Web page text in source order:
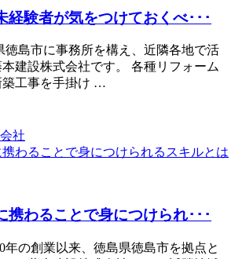
経験者が気をつけておくべ･･･
徳島市に事務所を構え、近隣各地で活
建設株式会社です。 各種リフォーム
築工事を手掛け …
社
携わることで身につけられ･･･
年の創業以来、徳島県徳島市を拠点と